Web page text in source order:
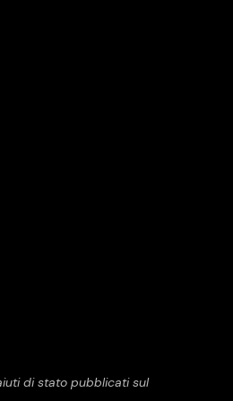
di stato pubblicati sul